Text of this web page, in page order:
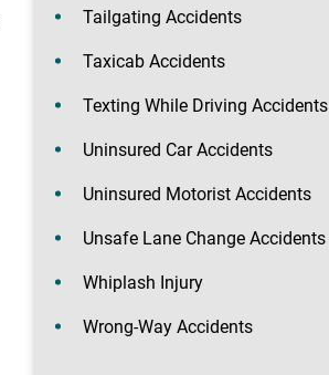
Tailgating Accidents
Taxicab Accidents
Texting While Driving Accidents
Uninsured Car Accidents
Uninsured Motorist Accidents
Unsafe Lane Change Accidents
Whiplash Injury
Wrong-Way Accidents